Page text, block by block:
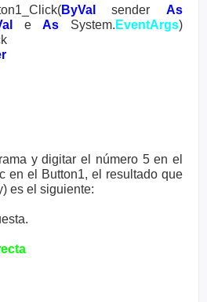
ByVal sender As
eAs System. EventArgs)
y digitar el número 5 en el
en el Button1, el resultado que
es el siguiente: